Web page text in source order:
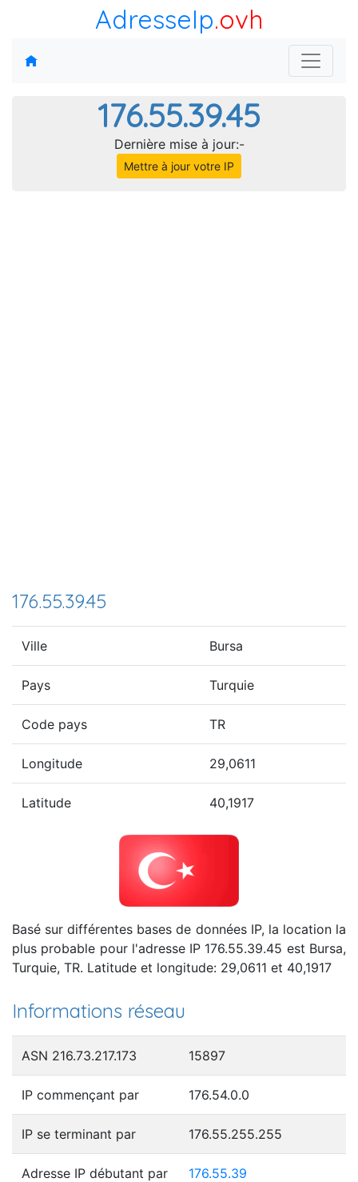
AdresseIp.ovh
176.55.39.45
Dernière mise à jour:-
Mettre à jour votre IP
176.55.39.45
Ville Bursa
Pays Turquie
Code pays TR
Longitude 29,0611
Latitude 40,1917
Basé sur différentes bases de données IP, la location la
plus probable pour l'adresse IP 176.55.39.45 est Bursa,
Turquie, TR. Latitude et longitude: 29,0611 et 40,1917
Informations réseau
ASN 216.73.217.173 15897
IP commençant par 176.54.0.0
IP se terminant par 176.55.255.255
Adresse IP débutant par 176.55.39